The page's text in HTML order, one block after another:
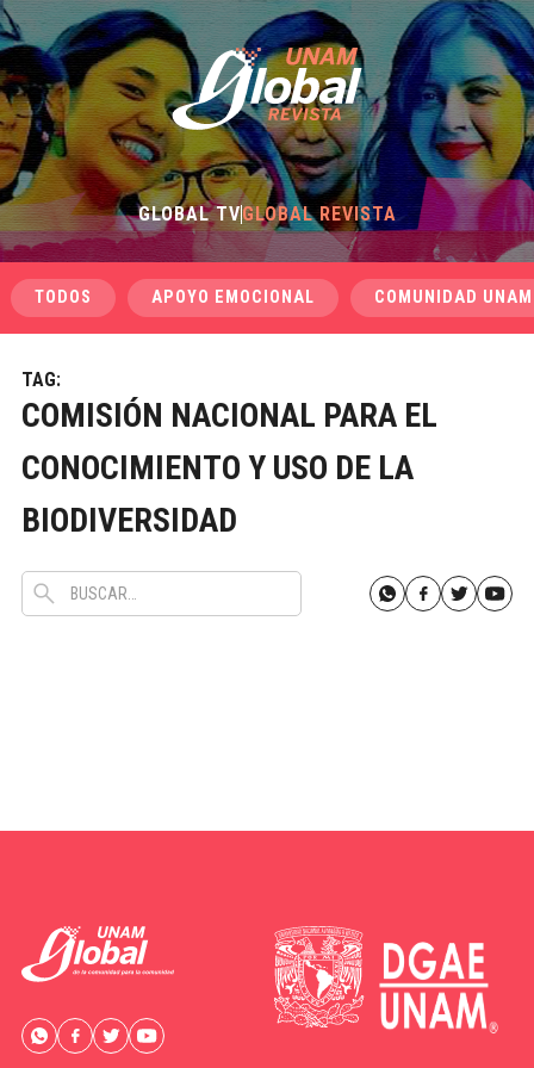
GLOBAL TVGLOBAL REVISTA
TODOS APOYO EMOCIONAL COMUNIDAD UNAM
TAG:
COMISIÓN NACIONAL PARA EL
CONOCIMIENTO Y USO DE LA
BIODIVERSIDAD